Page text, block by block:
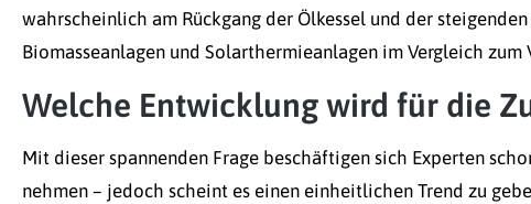
wahrscheinlich am Rückgang der Ölkessel und der
Biomasseanlagen und Solarthermieanlagen im Vergleich
Welche Entwicklung wird für die
Mit dieser spannenden Frage beschäftigen sich Experten
nehmen – jedoch scheint es einen einheitlichen Trend zu